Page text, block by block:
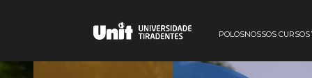
POLOSNOSSOS CURSOS